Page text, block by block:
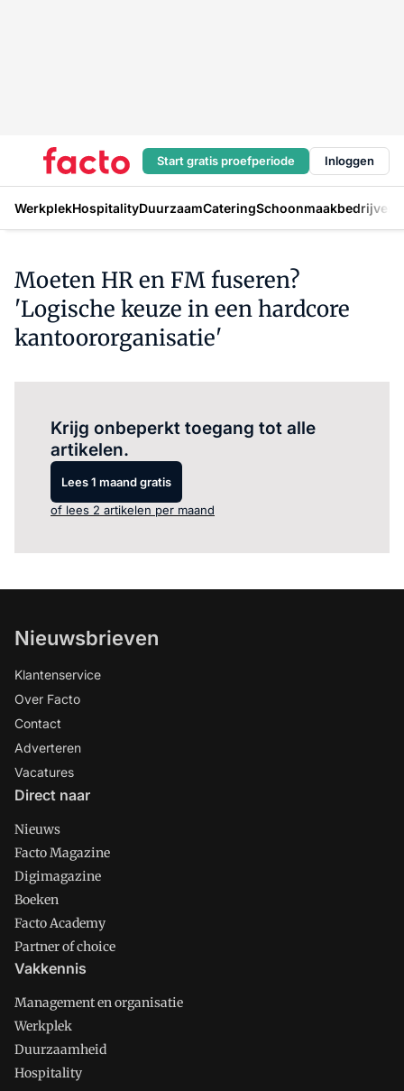
Start gratis proefperiode Inloggen
WerkplekHospitalityDuurzaamCateringSchoonmaakbedrijven
Moeten HR en FM fuseren?
'Logische keuze in een hardcore
kantoororganisatie'
Krijg onbeperkt toegang tot alle
artikelen.
Lees 1 maand gratis
of lees 2 artikelen per maand
Nieuwsbrieven
Klantenservice
Over Facto
Contact
Adverteren
Vacatures
Direct naar
Nieuws
Facto Magazine
Digimagazine
Boeken
Facto Academy
Partner of choice
Vakkennis
Management en organisatie
Werkplek
Duurzaamheid
Hospitality